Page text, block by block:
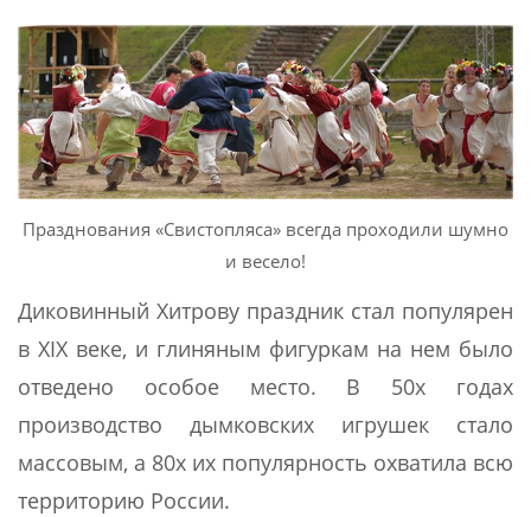
Празднования «Свистопляса» всегда проходили шумно
и весело!
Диковинный Хитрову праздник стал популярен
в XIX веке, и глиняным фигуркам на нем было
отведено особое место. В 50х годах
производство дымковских игрушек стало
массовым, а 80х их популярность охватила всю
территорию России.